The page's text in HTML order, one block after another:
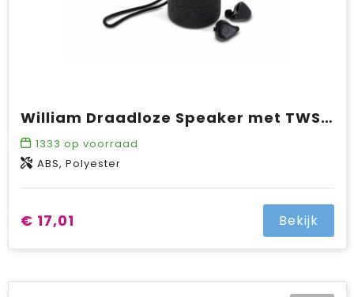
William Draadloze Speaker met TWS oordopjes
1333 op voorraad
ABS, Polyester
€ 17,01 Bekijk